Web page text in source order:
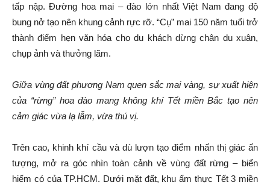
tấp nập. Đường hoa mai – đào lớn nhất Việt Nam đang độ
bung nở tạo nên khung cảnh rực rỡ. “Cụ” mai 150 năm tuổi trở
thành điểm hẹn văn hóa cho du khách dừng chân du xuân,
chụp ảnh và thưởng lãm.
Giữa vùng đất phương Nam quen sắc mai vàng, sự xuất hiện
của “rừng” hoa đào mang không khí Tết miền Bắc tạo nên
cảm giác vừa lạ lẫm, vừa thú vị.
Trên cao, khinh khí cầu và dù lượn tạo điểm nhấn thị giác ấn
tượng, mở ra góc nhìn toàn cảnh về vùng đất rừng – biển
hiếm có của TP.HCM. Dưới mặt đất, khu ẩm thực Tết 3 miền